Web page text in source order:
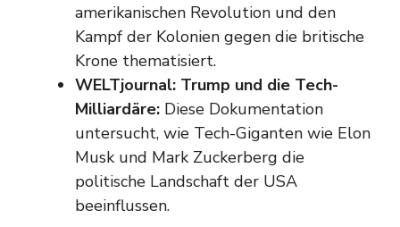
amerikanischen Revolution und den
Kampf der Kolonien gegen die britische
Krone thematisiert.
WELTjournal: Trump und die Tech-
Milliardäre: Diese Dokumentation
untersucht, wie Tech-Giganten wie Elon
Musk und Mark Zuckerberg die
politische Landschaft der USA
beeinflussen.